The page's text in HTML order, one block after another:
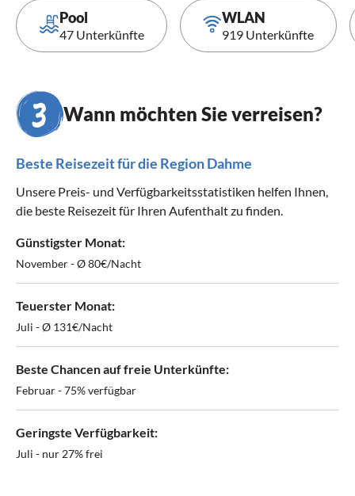
Pool
47 Unterkünfte
WLAN
919 Unterkünfte
Wann möchten Sie verreisen?
Beste Reisezeit für die Region Dahme
Unsere Preis- und Verfügbarkeitsstatistiken helfen Ihnen,
die beste Reisezeit für Ihren Aufenthalt zu finden.
Günstigster Monat:
November - Ø 80€/Nacht
Teuerster Monat:
Juli - Ø 131€/Nacht
Beste Chancen auf freie Unterkünfte:
Februar - 75% verfügbar
Geringste Verfügbarkeit:
Juli - nur 27% frei